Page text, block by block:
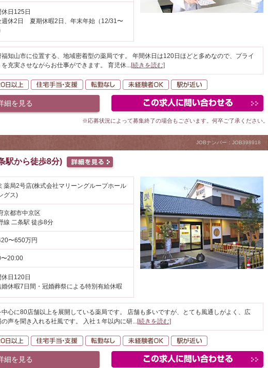
休日125日
週休2日 夏期休暇2日、年末年始（12/31〜
福知山市に位置する、地域密着型の薬局です。 年間休日は120日ほどと多めなので、プライ
を充実させながらお仕事ができます。 育児休...[続きを読む]
年間休日120日以上 住宅手当・支援 転勤なし 未経験者OK
細を見る
※応募状況によって募集終了の場合もございます。何卒ご了承ください。
JOBナンバー：JOB398918
駅から徒歩8分)
薬局2号店(株式会社マリーングループホール
グス)
京都市中京区
線 二条駅 徒歩8分
〜650万円
20:00
休日120日
婚休暇7日間・冠婚葬祭による特別有給休暇
中心に80店舗以上を展開している薬局です。 店舗も多いですが、とても風通しがよく、広
の声を聞き入れる社風です。 入社１年以内に研...[続きを読む]
年間休日120日以上 住宅手当・支援 転勤なし 未経験者OK
細を見る